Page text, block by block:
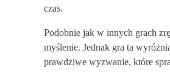
czas.
Podobnie jak w innych grach
myślenie. Jednak gra ta
prawdziwe wyzwanie, które